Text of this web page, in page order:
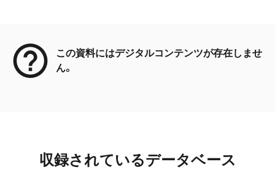
この資料にはデジタルコンテンツが存在しませ
ん。
収録されているデータベース